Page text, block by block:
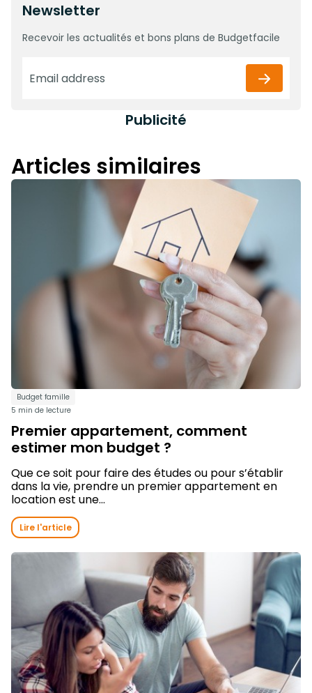
Newsletter
Recevoir les actualités et bons plans de Budgetfacile
Publicité
Articles similaires
Budget famille
5 min de lecture
Premier appartement, comment
estimer mon budget ?
Que ce soit pour faire des études ou pour s’établir
dans la vie, prendre un premier appartement en
location est une...
Lire l'article